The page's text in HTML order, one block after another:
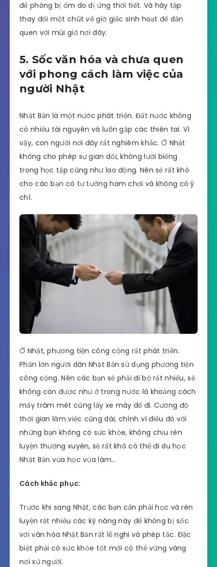
đề phòng bị ốm do dị ứng thời tiết. Và hãy tập
thay đổi một chút về giờ giấc sinh hoạt để dần
quen với múi giờ nơi đây.
5. Sốc văn hóa và chưa quen
với phong cách làm việc của
người Nhật
Nhật Bản là một nước phát triển. Đất nước không
có nhiều tài nguyên và luôn gặp các thiên tai. Vì
vậy, con người nơi đây rất nghiêm khắc. Ở Nhật
không cho phép sự gian dối, không lười biếng
trong học tập cũng như lao động. Nên sẽ rất khó
cho các bạn có tư tưởng ham chơi và không có ý
chí.
Ở Nhật, phương tiện công cộng rất phát triển.
Phần lớn người dân Nhật Bản sử dụng phương tiện
công cộng. Nên các bạn sẽ phải đi bộ rất nhiều, sẽ
không còn được như ở trong nước là khoảng cách
mấy trăm mét cũng lấy xe máy để đi. Cường độ
thời gian làm việc cũng dài, chính vì điều đó với
những bạn không có sức khỏe, không chịu rèn
luyện thường xuyên, sẽ rất khó có thể đi du học
Nhật Bản vừa học vừa làm…
Cách khắc phục:
Trước khi sang Nhật, các bạn cần phải học và rèn
luyện rất nhiều các kỹ năng này để không bị sốc
với văn hóa Nhật Bản rất lễ nghi và phép tắc. Đặc
biệt phải có sức khỏe tốt mới có thể vững vàng
nơi xứ người.